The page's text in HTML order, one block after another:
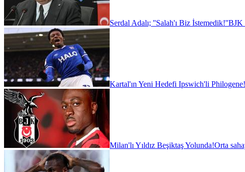
Serdal Adalı; ''Salah'ı Biz İstemedik!''BJK
Kartal'ın Yeni Hedefi Ipswich'li Philogene!
Milan'lı Yıldız Beşiktaş Yolunda!Orta